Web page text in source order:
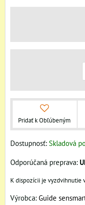
Pridať k Obľúbeným
Dostupnosť: Skladová
Výrobca: Guide